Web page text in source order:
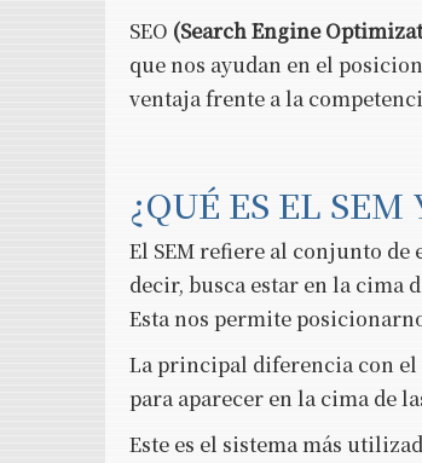
SEO (Search Engine
que nos ayudan en el
ventaja frente a la
¿QUÉ ES EL
El SEM refiere al conjunto
decir, busca estar en la cima
Esta nos permite
La principal diferencia con el
para aparecer en la cima de
Este es el sistema más